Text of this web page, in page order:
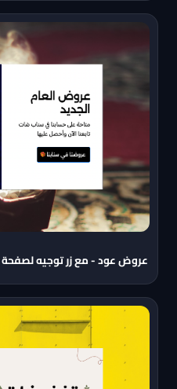
عروض عود - مع زر توجيه لصفحة